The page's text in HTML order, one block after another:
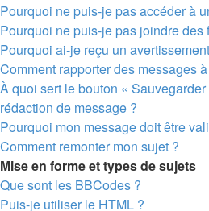
Pourquoi ne puis-je pas accéder à
Pourquoi ne puis-je pas joindre des
Pourquoi ai-je reçu un
Comment rapporter des messages
À quoi sert le bouton «
rédaction de message ?
Pourquoi mon message doit être
Comment remonter mon sujet ?
Mise en forme et types de sujets
Que sont les BBCodes ?
Puis-je utiliser le HTML ?